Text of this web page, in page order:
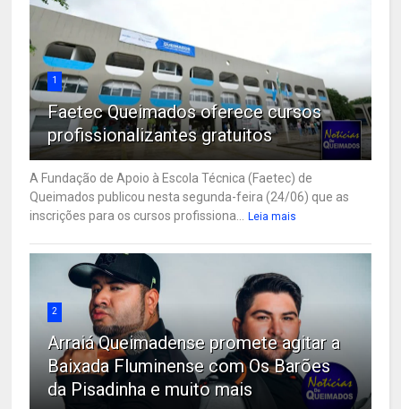
1
Faetec Queimados oferece cursos
profissionalizantes gratuitos
A Fundação de Apoio à Escola Técnica (Faetec) de
Queimados publicou nesta segunda-feira (24/06) que as
inscrições para os cursos profissiona...
Leia mais
2
Arraiá Queimadense promete agitar a
Baixada Fluminense com Os Barões
da Pisadinha e muito mais